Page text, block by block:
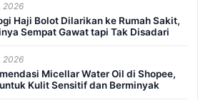
2026
Haji Bolot Dilarikan ke Rumah Sakit,
Sempat Gawat tapi Tak Disadari
2026
Micellar Water Oil di Shopee,
Kulit Sensitif dan Berminyak